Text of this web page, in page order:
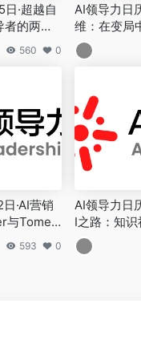
·超越自
的两种
560 0
AI领导力日
维：在变局
·AI营销
与Tome
593 0
AI领导力日
I之路：知识
未来展望